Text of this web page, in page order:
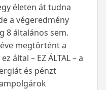
életen át tudna
a végeredmény
8 általános sem.
megtörtént a
által – EZ ÁLTAL – a
és pénzt